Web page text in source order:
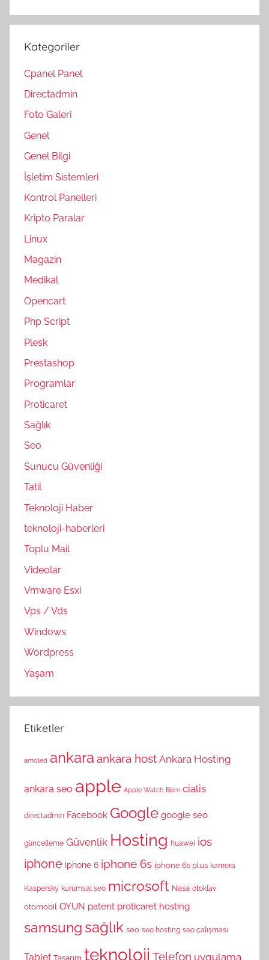
Kategoriler
Cpanel Panel
Directadmin
Foto Galeri
Genel
Genel Bilgi
İşletim Sistemleri
Kontrol Panelleri
Kripto Paralar
Linux
Magazin
Medikal
Opencart
Php Script
Plesk
Prestashop
Programlar
Proticaret
Sağlık
Seo
Sunucu Güvenliği
Tatil
Teknoloji Haber
teknoloji-haberleri
Toplu Mail
Videolar
Vmware Esxi
Vps / Vds
Windows
Wordpress
Yaşam
Etiketler
amoled ankara ankara host Ankara Hosting
ankara seo apple Apple Watch Bilim cialis
directadmin Facebook Google google seo
güncelleme Güvenlik Hosting huawei ios
iphone iphone 6 iphone 6s iphone 6s plus kamera
Kaspersky kurumsal seo microsoft Nasa otoklav
otomobil OYUN patent proticaret hosting
samsung sağlık seo seo hosting seo çalışması
Tablet Tasarım teknoloji Telefon uygulama